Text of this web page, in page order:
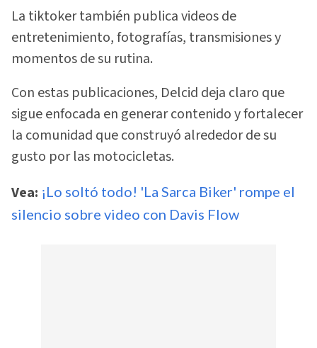
La tiktoker también publica videos de
entretenimiento, fotografías, transmisiones y
momentos de su rutina.
Con estas publicaciones, Delcid deja claro que
sigue enfocada en generar contenido y fortalecer
la comunidad que construyó alrededor de su
gusto por las motocicletas.
Vea: ¡Lo soltó todo! 'La Sarca Biker' rompe el
silencio sobre video con Davis Flow